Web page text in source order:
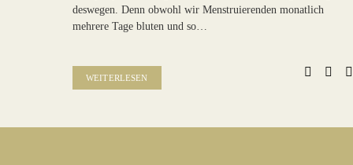
deswegen. Denn obwohl wir Menstruierenden monatlich
mehrere Tage bluten und so…
WEITERLESEN